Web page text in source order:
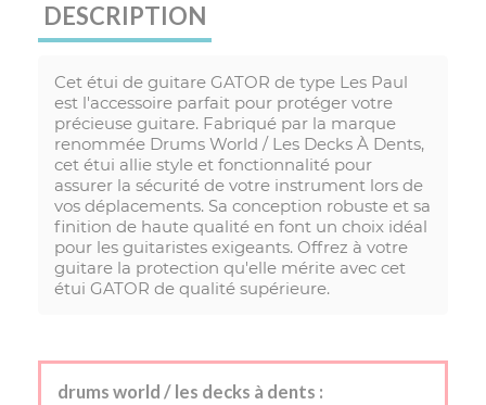
DESCRIPTION
Cet étui de guitare GATOR de type Les Paul
est l'accessoire parfait pour protéger votre
précieuse guitare. Fabriqué par la marque
renommée Drums World / Les Decks À Dents,
cet étui allie style et fonctionnalité pour
assurer la sécurité de votre instrument lors de
vos déplacements. Sa conception robuste et sa
finition de haute qualité en font un choix idéal
pour les guitaristes exigeants. Offrez à votre
guitare la protection qu'elle mérite avec cet
étui GATOR de qualité supérieure.
drums world / les decks à dents :